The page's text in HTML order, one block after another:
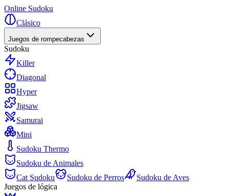
Online Sudoku
Clásico
Juegos de rompecabezas
Sudoku
Killer
Diagonal
Hyper
Jigsaw
Samurai
Mini
Sudoku Thermo
Sudoku de Animales
Cat Sudoku
Sudoku de Perros
Sudoku de Aves
Juegos de lógica